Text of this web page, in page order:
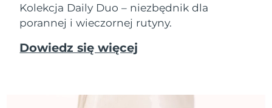
Kolekcja Daily Duo – niezbędnik dla
porannej i wieczornej rutyny.
Dowiedz się więcej